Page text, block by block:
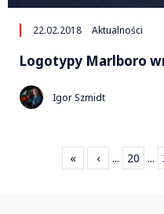
22.02.2018 Aktualności
Logotypy Marlboro
Igor Szmidt
« ‹ ... 20 ...